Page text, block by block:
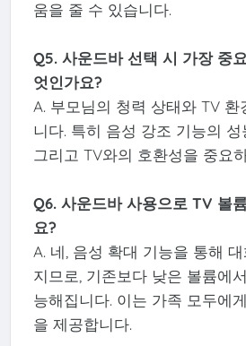
움을 줄 수 있습니다.
Q5. 사운드바 선택 시 가장 중
엇인가요?
A. 부모님의 청력 상태와 TV
니다. 특히 음성 강조 기능의 성
그리고 TV와의 호환성을 중요
Q6. 사운드바 사용으로 TV 볼
요?
A. 네, 음성 확대 기능을 통해
지므로, 기존보다 낮은 볼륨에
능해집니다. 이는 가족 모두에
을 제공합니다.